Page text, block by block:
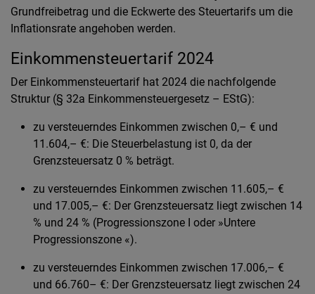
Grundfreibetrag und die Eckwerte des Steuertarifs um die
Inflationsrate angehoben werden.
Einkommensteuertarif 2024
Der Einkommensteuertarif hat 2024 die nachfolgende
Struktur (§ 32a Einkommensteuergesetz – EStG):
zu versteuerndes Einkommen zwischen 0,– € und
11.604,– €: Die Steuerbelastung ist 0, da der
Grenzsteuersatz 0 % beträgt.
zu versteuerndes Einkommen zwischen 11.605,– €
und 17.005,– €: Der Grenzsteuersatz liegt zwischen 14
% und 24 % (Progressionszone I oder »Untere
Progressionszone «).
zu versteuerndes Einkommen zwischen 17.006,– €
und 66.760– €: Der Grenzsteuersatz liegt zwischen 24